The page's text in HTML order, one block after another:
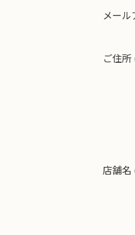
メー
ご住
店舗名